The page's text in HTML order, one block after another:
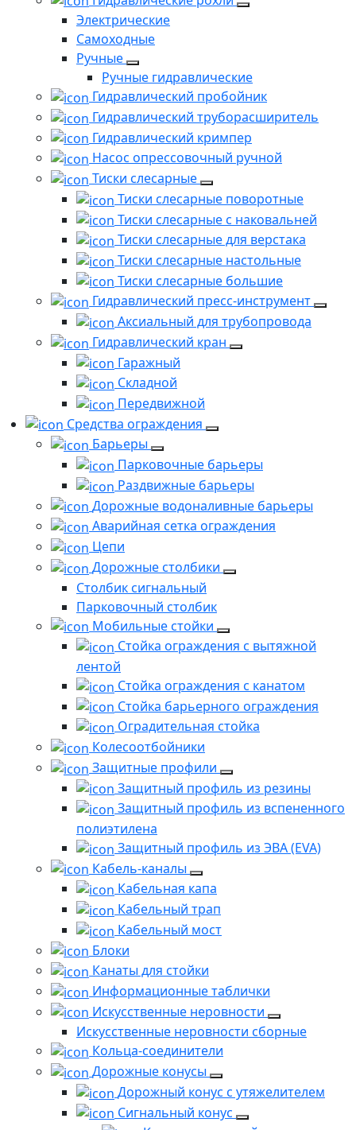
Электрические
Самоходные
Ручные
Ручные гидравлические
Гидравлический пробойник
Гидравлический труборасширитель
Гидравлический кримпер
Насос опрессовочный ручной
Тиски слесарные
Тиски слесарные поворотные
Тиски слесарные с наковальней
Тиски слесарные для верстака
Тиски слесарные настольные
Тиски слесарные большие
Гидравлический пресс-инструмент
Аксиальный для трубопровода
Гидравлический кран
Гаражный
Складной
Передвижной
Средства ограждения
Барьеры
Парковочные барьеры
Раздвижные барьеры
Дорожные водоналивные барьеры
Аварийная сетка ограждения
Цепи
Дорожные столбики
Столбик сигнальный
Парковочный столбик
Мобильные стойки
Стойка ограждения с вытяжной
лентой
Стойка ограждения с канатом
Стойка барьерного ограждения
Оградительная стойка
Колесоотбойники
Защитные профили
Защитный профиль из резины
Защитный профиль из вспененного
полиэтилена
Защитный профиль из ЭВА (EVA)
Кабель-каналы
Кабельная капа
Кабельный трап
Кабельный мост
Блоки
Канаты для стойки
Информационные таблички
Искусственные неровности
Искусственные неровности сборные
Кольца-соединители
Дорожные конусы
Дорожный конус с утяжелителем
Сигнальный конус